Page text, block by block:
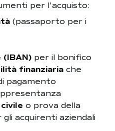
per l'acquisto:
(passaporto per i
(IBAN) per il bonifico
finanziaria che
pagamento
o prova della
acquirenti aziendali